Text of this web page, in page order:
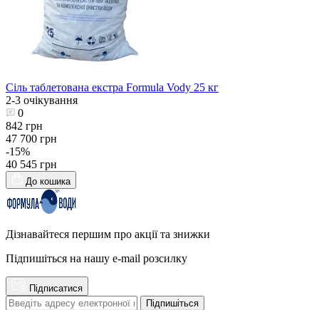
Сіль таблетована екстра Formula Vody 25 кг
2-3 очікування
0
842 грн
47 700 грн
-15%
40 545 грн
До кошика
Дізнавайтеся першим про акції та знижки
Підпишіться на нашу e-mail розсилку
Підписатися
Підпишіться